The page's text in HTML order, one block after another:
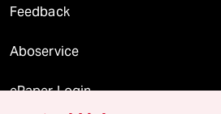
Feedback
Aboservice
ePaper Login